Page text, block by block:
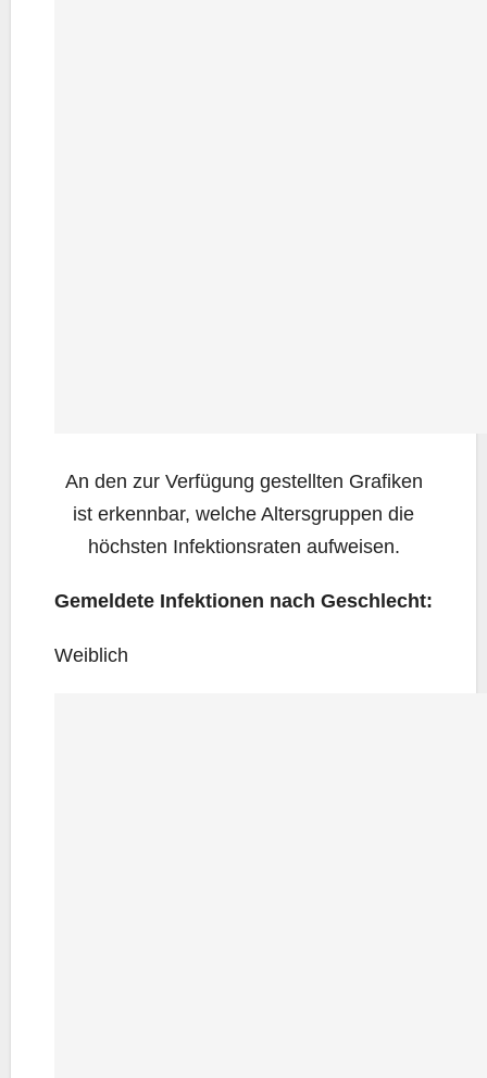
An den zur Ver­fü­gung gestell­ten Gra­fi­ken
ist erkenn­bar, wel­che Alters­grup­pen die
höchs­ten Infek­ti­ons­ra­ten aufweisen.
Gemel­de­te Infek­tio­nen nach Geschlecht:
Weib­lich